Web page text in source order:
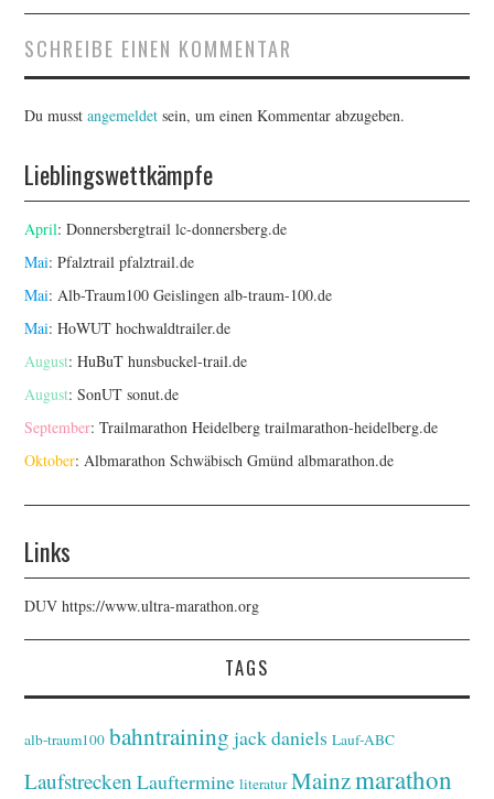
SCHREIBE EINEN KOMMENTAR
Du musstangemeldet sein, um einen Kommentar abzugeben.
Lieblingswettkämpfe
April: Donnersbergtraillc-donnersberg.de
Mai: Pfalztrailpfalztrail.de
Mai: Alb-Traum100 Geislingenalb-traum-100.de
Mai: HoWUThochwaldtrailer.de
August: HuBuThunsbuckel-trail.de
August: SonUTsonut.de
September: Trailmarathon Heidelbergtrailmarathon-heidelberg.de
Oktober: Albmarathon Schwäbisch Gmündalbmarathon.de
Links
DUVhttps://www.ultra-marathon.org
TAGS
alb-traum100 bahntraining jack daniels Lauf-ABC
Laufstrecken Lauftermine literatur Mainzmarathon